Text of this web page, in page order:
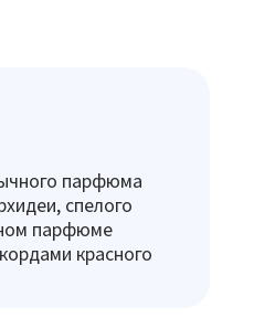
парфюма
спелого
парфюме
красного